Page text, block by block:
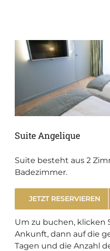
Suite Angelique
Suite besteht aus 2
Badezimmer.
JETZT RESERVIEREN
.
Um zu buchen, klicken
Ankunft, dann auf die
Tagen und die Anzahl